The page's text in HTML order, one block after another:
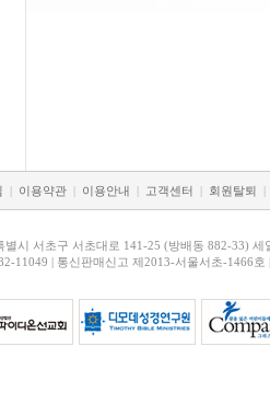
| 이용약관 | 이용안내 | 고객센터 | 회원탈퇴 |
별시 서초구 서초대로 141-25 (방배동 882-33) 세
11049 | 통신판매신고 제2013-서울서초-1466호